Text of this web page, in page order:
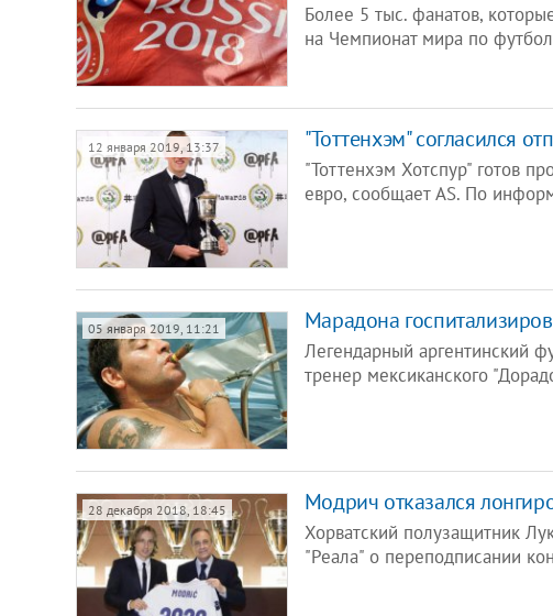
Более 5 тыс. фанатов,
на Чемпионат мира по
12 января 2019, 13:37 "Тоттенхэм" согласился
"Тоттенхэм Хотспур" готов
евро, сообщает AS. По
05 января 2019, 11:21 Марадона
Легендарный аргентинский
тренер мексиканского
28 декабря 2018, 18:45 Модрич отказался
Хорватский полузащитник
"Реала" о переподписании